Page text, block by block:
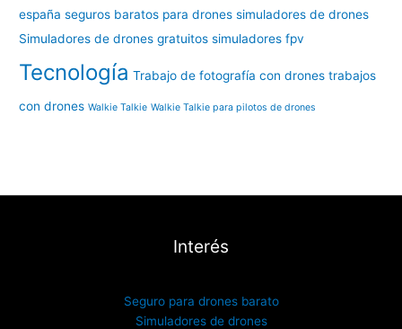
españa seguros baratos para drones simuladores de drones
Simuladores de drones gratuitos simuladores fpv
Tecnología Trabajo de fotografía con drones trabajos
con drones Walkie Talkie Walkie Talkie para pilotos de drones
Interés
Seguro para drones barato
Simuladores de drones